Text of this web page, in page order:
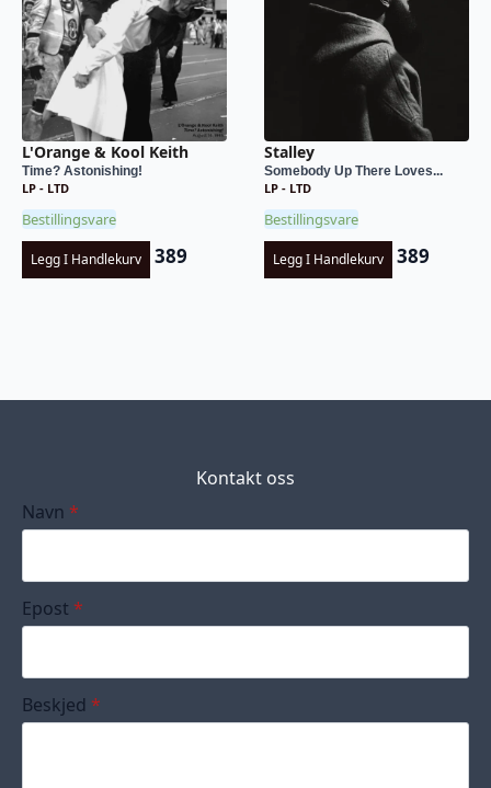
L'Orange & Kool Keith
Time? Astonishing!
LP - LTD
Bestillingsvare
Legg I Handlekurv 389
Stalley
Somebody Up There Loves...
LP - LTD
Bestillingsvare
Legg I Handlekurv 389
Kontakt oss
Navn *
Epost *
Beskjed *